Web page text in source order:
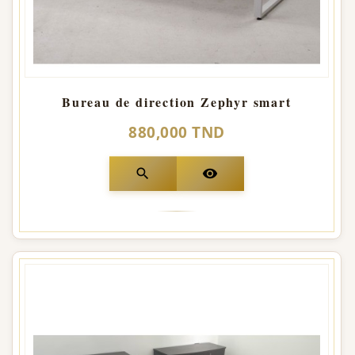
Bureau de direction Zephyr smart
880,000 TND
search visibility